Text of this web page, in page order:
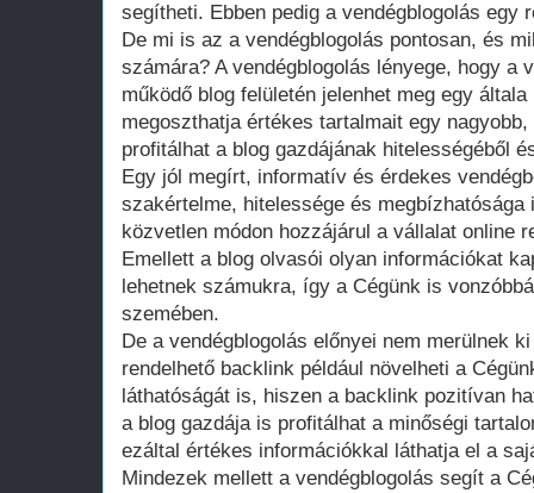
segítheti. Ebben pedig a vendégblogolás egy
De mi is az a vendégblogolás pontosan, és
számára? A vendégblogolás lényege, hogy a
működő blog felületén jelenhet meg egy
megoszthatja értékes tartalmait egy
profitálhat a blog gazdájának hitelességéből
Egy jól megírt, informatív és érdekes
szakértelme, hitelessége és megbízhatósága
közvetlen módon hozzájárul a vállalat online
Emellett a blog olvasói olyan információkat
lehetnek számukra, így a Cégünk is
szemében.
De a vendégblogolás előnyei nem merülnek
rendelhető backlink például növelheti a
láthatóságát is, hiszen a backlink pozitívan
a blog gazdája is profitálhat a minőségi
ezáltal értékes információkkal láthatja el a
Mindezek mellett a vendégblogolás segít a